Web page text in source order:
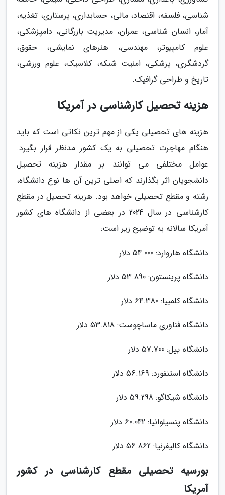
شناسی، فلسفه، اقتصاد، مالی، حسابداری، پرستاری، تغذیه،
آمار، انسان شناسی، عمران، مدیریت بازرگانی، دامپزشکی،
علوم کامپیوتر، مهندسی، هنرهای نمایشی، حقوق،
گردشگری، پزشکی، امنیت شبکه، کلاسیک، علوم ورزشی،
تاریخ و طراحی گرافیک.
هزینه تحصیل کارشناسی در آمریکا
هزینه های تحصیلی یکی از مهم ترین نکاتی است که باید
هنگام مهاجرت تحصیلی به یک کشور مدنظر قرار بگیرد.
عوامل مختلفی می توانند بر مقدار هزینه تحصیل
دانشجویان اثر بگذارند که اصلی ترین آن ها نوع دانشگاه،
رشته و مقطع تحصیلی خواهد بود. هزینه تحصیل در مقطع
کارشناسی در سال 2024 در بعضی از دانشگاه های کشور
آمریکا سالانه به توضیح زیر است:
دانشگاه هاروارد: 54.000 دلار
دانشگاه پرینستون: 53.890 دلار
دانشگاه کلمبیا: 64.380 دلار
دانشگاه فناوری ماساچوست: 53.818 دلار
دانشگاه ییل: 57.700 دلار
دانشگاه استنفورد: 56.169 دلار
دانشگاه شیکاگو: 59.298 دلار
دانشگاه پنسیلوانیا: 60.042 دلار
دانشگاه کالیفرنیا: 56.862 دلار
بورسیه تحصیلی مقطع کارشناسی در کشور
آمریکا